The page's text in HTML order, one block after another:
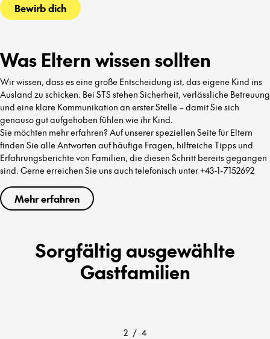
Bewirb dich
Was Eltern wissen sollten
Wir wissen, dass es eine große Entscheidung ist, das eigene Kind ins
Ausland zu schicken. Bei STS stehen Sicherheit, verlässliche Betreuung
und eine klare Kommunikation an erster Stelle – damit Sie sich
genauso gut aufgehoben fühlen wie ihr Kind.
Sie möchten mehr erfahren? Auf unserer speziellen Seite für Eltern
finden Sie alle Antworten auf häufige Fragen, hilfreiche Tipps und
Erfahrungsberichte von Familien, die diesen Schritt bereits gegangen
sind. Gerne erreichen Sie uns auch telefonisch unter +43-1-7152692
Mehr erfahren
Sorgfältig ausgewählte
Gastfamilien
2 / 4